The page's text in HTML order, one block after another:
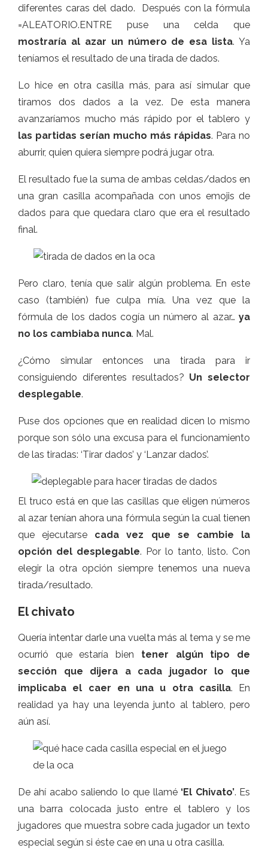
diferentes caras del dado. Después con la fórmula
=ALEATORIO.ENTRE puse una celda que
mostraría al azar un número de esa lista. Ya
teníamos el resultado de una tirada de dados.
Lo hice en otra casilla más, para así simular que
tiramos dos dados a la vez. De esta manera
avanzaríamos mucho más rápido por el tablero y
las partidas serían mucho más rápidas. Para no
aburrir, quien quiera siempre podrá jugar otra.
El resultado fue la suma de ambas celdas/dados en
una gran casilla acompañada con unos emojis de
dados para que quedara claro que era el resultado
final.
Pero claro, tenía que salir algún problema. En este
caso (también) fue culpa mía. Una vez que la
fórmula de los dados cogía un número al azar… ya
no los cambiaba nunca. Mal.
¿Cómo simular entonces una tirada para ir
consiguiendo diferentes resultados? Un selector
desplegable.
Puse dos opciones que en realidad dicen lo mismo
porque son sólo una excusa para el funcionamiento
de las tiradas: ‘Tirar dados’ y ‘Lanzar dados’.
El truco está en que las casillas que eligen números
al azar tenían ahora una fórmula según la cual tienen
que ejecutarse cada vez que se cambie la
opción del desplegable. Por lo tanto, listo. Con
elegir la otra opción siempre tenemos una nueva
tirada/resultado.
El chivato
Quería intentar darle una vuelta más al tema y se me
ocurrió que estaría bien tener algún tipo de
sección que dijera a cada jugador lo que
implicaba el caer en una u otra casilla. En
realidad ya hay una leyenda junto al tablero, pero
aún así.
De ahí acabo saliendo lo que llamé ‘El Chivato’. Es
una barra colocada justo entre el tablero y los
jugadores que muestra sobre cada jugador un texto
especial según si éste cae en una u otra casilla.